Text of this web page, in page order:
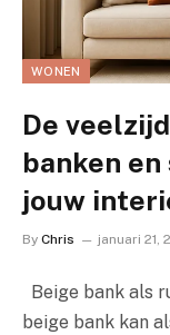
WONEN
De
banken
jouw
By Chris januari 21,
Beige bank als
beige bank kan